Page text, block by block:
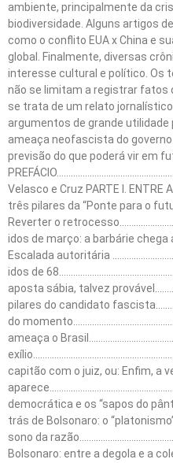
ambiente, principalmente da
biodiversidade. Alguns artigos
como o conflito EUA x China e
global. Finalmente, diversas
interesse cultural e político. Os
não se limitam a registrar fatos
se trata de um relato
argumentos de grande utilidade
ameaça neofascista do
previsão do que poderá vir em
Velasco e Cruz PARTE I. ENTRE
três pilares da “Ponte para o
Reverter o
idos de março: a barbárie
Escalada autoritária
idos de
aposta sábia, talvez
pilares do candidato
do
ameaça o
capitão com o juiz, ou: Enfim, a
democrática e os “sapos do
trás de Bolsonaro: o
sono da
Bolsonaro: entre a degola e a